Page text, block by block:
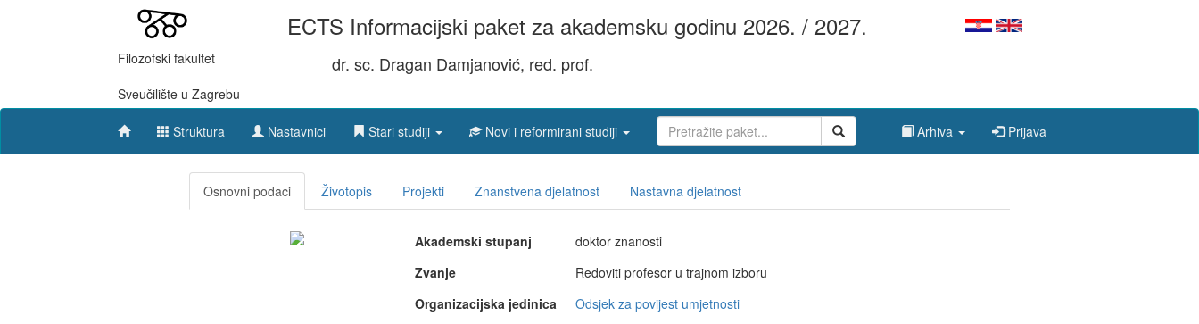
Filozofski fakultet
Sveučilište u Zagrebu
ECTS Informacijski paket za akademsku godinu 2026. / 2027.
dr. sc. Dragan Damjanović, red. prof.
Struktura Nastavnici Stari studiji Novi i reformirani studiji Arhiva Prijava
Osnovni podaci Životopis Projekti Znanstvena djelatnost Nastavna djelatnost
Akademski stupanj
doktor znanosti
Zvanje
Redoviti profesor u trajnom izboru
Organizacijska jedinica
Odsjek za povijest umjetnosti